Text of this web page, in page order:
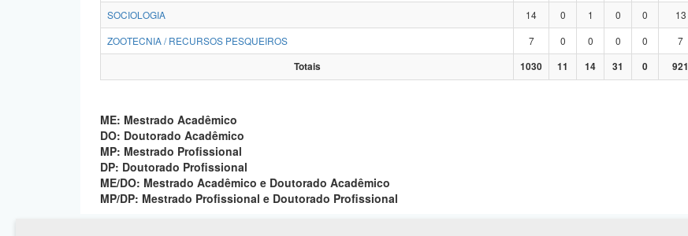
SOCIOLOGIA
14 0 1 0 0 13
ZOOTECNIA / RECURSOS PESQUEIROS
7 0 0 0 0 7
Totais
1030 11 14 31 0 921
ME: Mestrado Acadêmico
DO: Doutorado Acadêmico
MP: Mestrado Profissional
DP: Doutorado Profissional
ME/DO: Mestrado Acadêmico e Doutorado Acadêmico
MP/DP: Mestrado Profissional e Doutorado Profissional